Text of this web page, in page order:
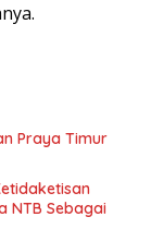
Praya Timur
NTB Sebagai